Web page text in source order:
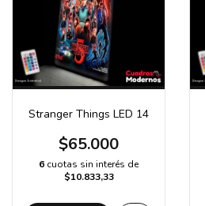
Stranger Things LED 14
$65.000
6 cuotas sin interés de
$10.833,33